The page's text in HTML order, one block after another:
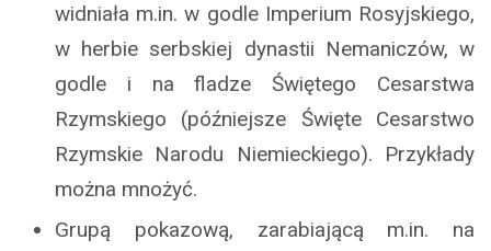
widniała m.in. w godle Imperium Rosyjskiego,
w herbie serbskiej dynastii Nemaniczów, w
godle i na fladze Świętego Cesarstwa
Rzymskiego (późniejsze Święte Cesarstwo
Rzymskie Narodu Niemieckiego). Przykłady
można mnożyć.
Grupą pokazową, zarabiającą m.in. na